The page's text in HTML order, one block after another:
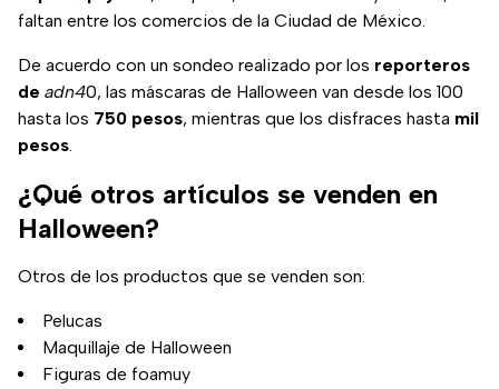
faltan entre los comercios de la Ciudad de México.
De acuerdo con un sondeo realizado por los reporteros
de adn40, las máscaras de Halloween van desde los 100
hasta los 750 pesos, mientras que los disfraces hasta mil
pesos.
¿Qué otros artículos se venden en
Halloween?
Otros de los productos que se venden son:
Pelucas
Maquillaje de Halloween
Figuras de foamuy